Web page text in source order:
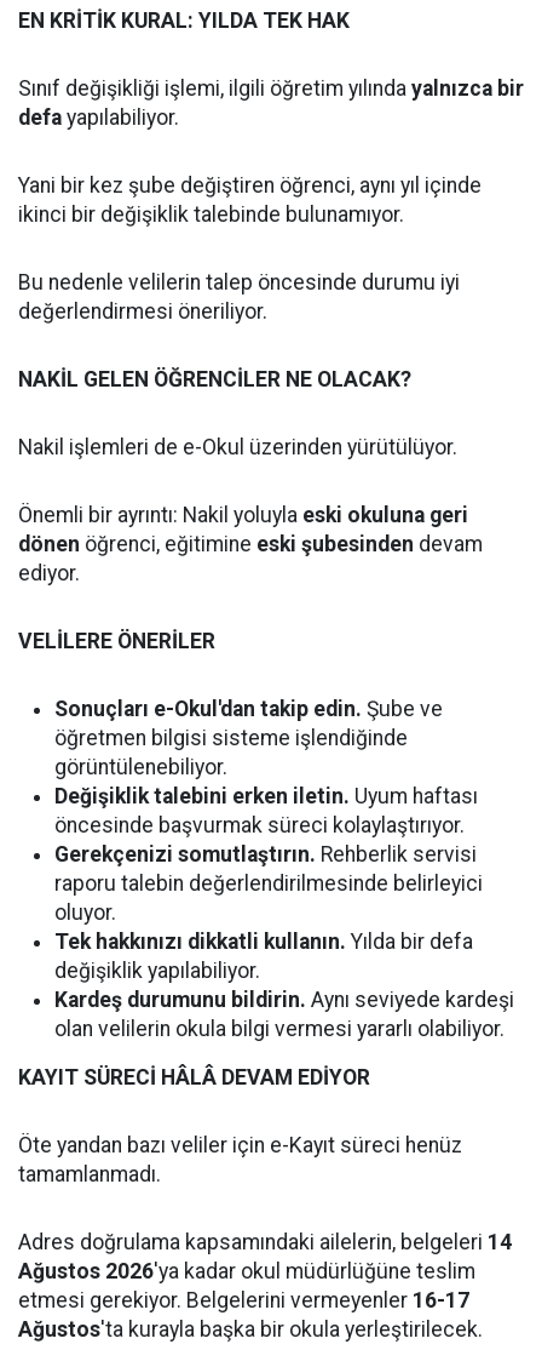
EN KRİTİK KURAL: YILDA TEK HAK
Sınıf değişikliği işlemi, ilgili öğretim yılında yalnızca bir
defa yapılabiliyor.
Yani bir kez şube değiştiren öğrenci, aynı yıl içinde
ikinci bir değişiklik talebinde bulunamıyor.
Bu nedenle velilerin talep öncesinde durumu iyi
değerlendirmesi öneriliyor.
NAKİL GELEN ÖĞRENCİLER NE OLACAK?
Nakil işlemleri de e-Okul üzerinden yürütülüyor.
Önemli bir ayrıntı: Nakil yoluyla eski okuluna geri
dönen öğrenci, eğitimine eski şubesinden devam
ediyor.
VELİLERE ÖNERİLER
Sonuçları e-Okul'dan takip edin. Şube ve
öğretmen bilgisi sisteme işlendiğinde
görüntülenebiliyor.
Değişiklik talebini erken iletin. Uyum haftası
öncesinde başvurmak süreci kolaylaştırıyor.
Gerekçenizi somutlaştırın. Rehberlik servisi
raporu talebin değerlendirilmesinde belirleyici
oluyor.
Tek hakkınızı dikkatli kullanın. Yılda bir defa
değişiklik yapılabiliyor.
Kardeş durumunu bildirin. Aynı seviyede kardeşi
olan velilerin okula bilgi vermesi yararlı olabiliyor.
KAYIT SÜRECİ HÂLÂ DEVAM EDİYOR
Öte yandan bazı veliler için e-Kayıt süreci henüz
tamamlanmadı.
Adres doğrulama kapsamındaki ailelerin, belgeleri 14
Ağustos 2026'ya kadar okul müdürlüğüne teslim
etmesi gerekiyor. Belgelerini vermeyenler 16-17
Ağustos'ta kurayla başka bir okula yerleştirilecek.